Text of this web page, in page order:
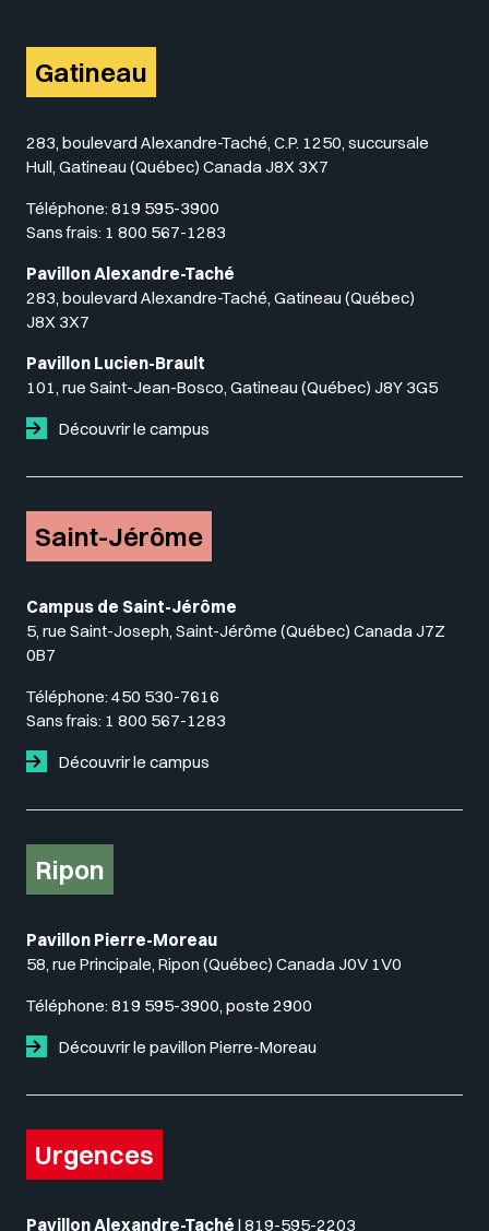
Gatineau
283, boulevard Alexandre-Taché, C.P. 1250, succursale
Hull, Gatineau (Québec) Canada J8X 3X7
Téléphone: 819 595-3900
Sans frais: 1 800 567-1283
Pavillon Alexandre-Taché
283, boulevard Alexandre-Taché, Gatineau (Québec)
J8X 3X7
Pavillon Lucien-Brault
101, rue Saint-Jean-Bosco, Gatineau (Québec) J8Y 3G5
Découvrir le campus
Saint-Jérôme
Campus de Saint-Jérôme
5, rue Saint-Joseph, Saint-Jérôme (Québec) Canada J7Z
0B7
Téléphone: 450 530-7616
Sans frais: 1 800 567-1283
Découvrir le campus
Ripon
Pavillon Pierre-Moreau
58, rue Principale, Ripon (Québec) Canada J0V 1V0
Téléphone: 819 595-3900, poste 2900
Découvrir le pavillon Pierre-Moreau
Urgences
Pavillon Alexandre-Taché | 819-595-2203